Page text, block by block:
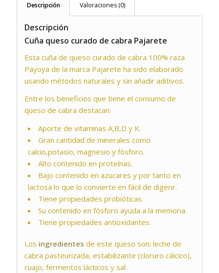
Descripción Valoraciones (0)
Descripción
Cuña queso curado de cabra Pajarete
Esta cuña de queso curado de cabra 100% raza
Payoya de la marca Pajarete ha sido elaborado
usando métodos naturales y sin añadir aditivos.
Entre los beneficios que tiene el consumo de
queso de cabra destacan:
Aporte de vitaminas A,B,D y K.
Gran cantidad de minerales como
calcio,potasio, magnesio y fósforo.
Alto contenido en proteínas.
Bajo contenido en azucares y por tanto en
lactosa lo que lo convierte en fácil de digerir.
Tiene propiedades probióticas.
Su contenido en fósforo ayuda a la memoria.
Tiene propiedades antioxidantes.
Los ingredientes de este queso son: leche de
cabra pasteurizada, estabilizante (cloruro cálcico),
cuajo, fermentos lácticos y sal.